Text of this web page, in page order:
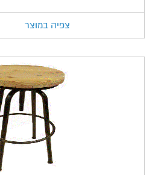
צפיה במוצר